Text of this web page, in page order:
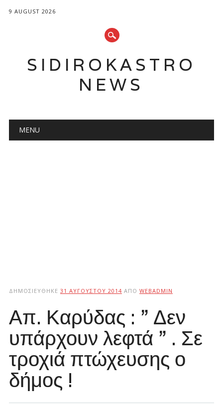
9 AUGUST 2026
SIDIROKASTRO
NEWS
Main menu
MENU
ΔΗΜΟΣΙΕΎΘΗΚΕ 31 ΑΥΓΟΎΣΤΟΥ 2014 ΑΠΌ WEBADMIN
Απ. Καρύδας : ” Δεν
υπάρχουν λεφτά ” . Σε
τροχιά πτώχευσης ο
δήμος !